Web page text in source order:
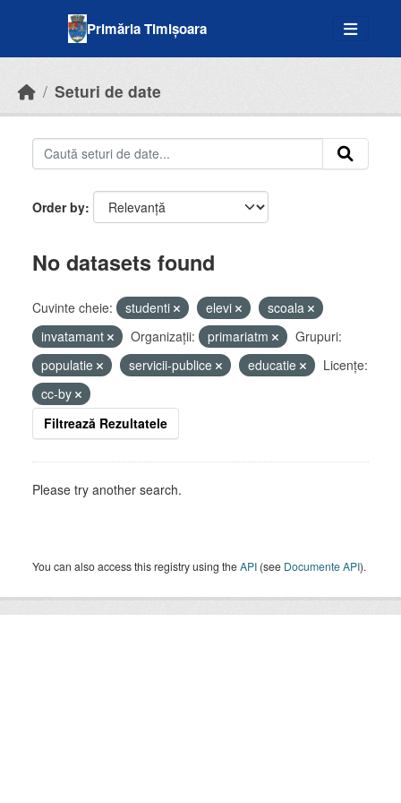
Primăria Timișoara
Seturi de date
Order by
No datasets found
Cuvinte cheie: studenti elevi
scoala
invatamant
Organizații: primariatm
Grupuri:
populatie
servicii-publice educatie
Licenţe:
cc-by
Filtrează Rezultatele
Please try another search.
You can also access this registry using theAPI (see Documente API).